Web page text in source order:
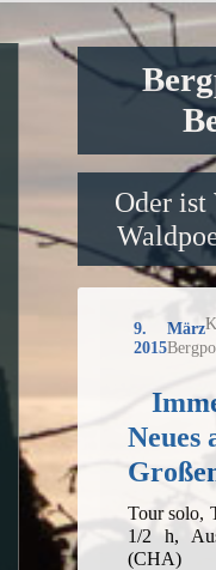
Oder ist
9. März
2015
Neues
Tour solo,
1/2 h,
(CHA)